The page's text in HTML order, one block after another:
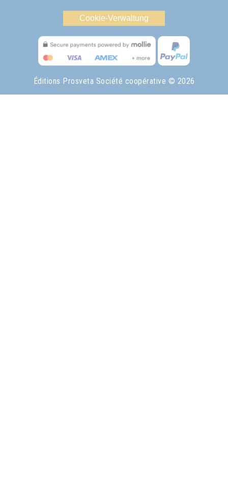
Cookie-Verwaltung
Éditions Prosveta Société coopérative © 2026